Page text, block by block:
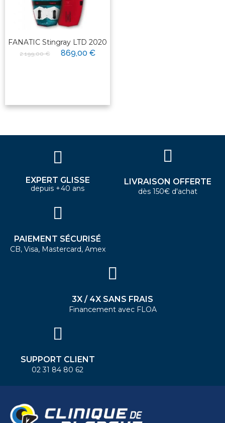
FANATIC Stingray LTD 2020
2 199,00 € 869,00 €
EXPERT GLISSE
depuis +40 ans
LIVRAISON OFFERTE
dès 150€ d'achat
PAIEMENT SÉCURISÉ
CB, Visa, Mastercard, Amex
3X / 4X SANS FRAIS
Financement avec FLOA
SUPPORT CLIENT
02 31 84 80 62